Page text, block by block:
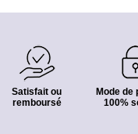
Satisfait ou
remboursé
Mode de
100%